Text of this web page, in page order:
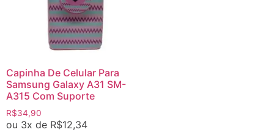
Capinha De Celular Para
Samsung Galaxy A31 SM-
A315 Com Suporte
R$34,90
ou 3x de R$12,34